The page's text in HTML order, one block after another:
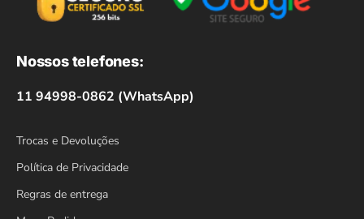
Nossos telefones:
11 94998-0862 (WhatsApp)
Trocas e Devoluções
Política de Privacidade
Regras de entrega